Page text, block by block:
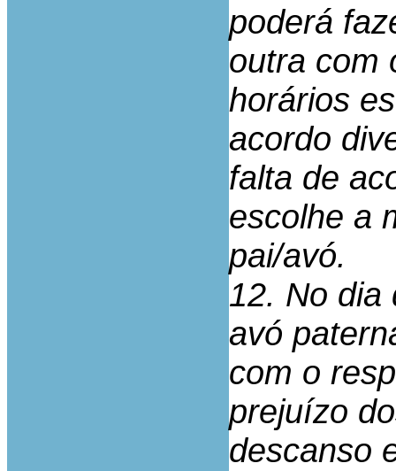
poderá
outra com
horários
acordo
falta de
escolhe a
pai/avó.
12. No dia
avó
com o
prejuízo
descanso